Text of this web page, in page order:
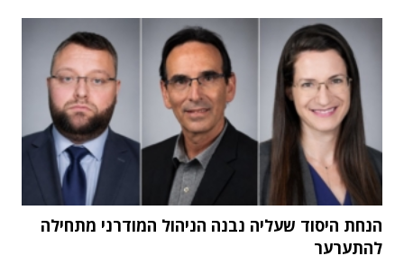
הנחת היסוד שעליה נבנה הניהול המודרני מתחילה
להתערער